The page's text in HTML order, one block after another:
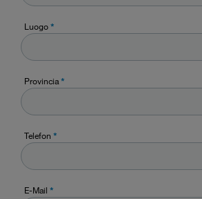
Luogo*
Provincia*
Telefon *
E-Mail *